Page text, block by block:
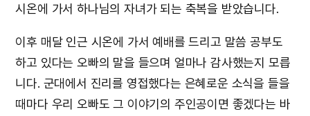
시온에 가서 하나님의 자녀가 되는 축복을 받았습니다.
이후 매달 인근 시온에 가서 예배를 드리고 말씀 공부도
하고 있다는 오빠의 말을 들으며 얼마나 감사했는지 모릅
니다. 군대에서 진리를 영접했다는 은혜로운 소식을 들을
때마다 우리 오빠도 그 이야기의 주인공이면 좋겠다는 바